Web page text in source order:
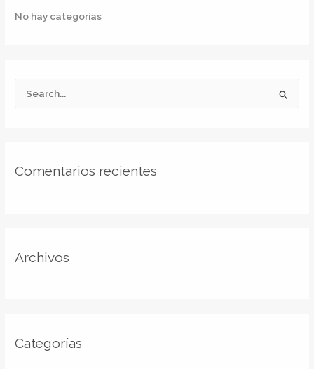
No hay categorías
a
Comentarios recientes
Archivos
Categorías